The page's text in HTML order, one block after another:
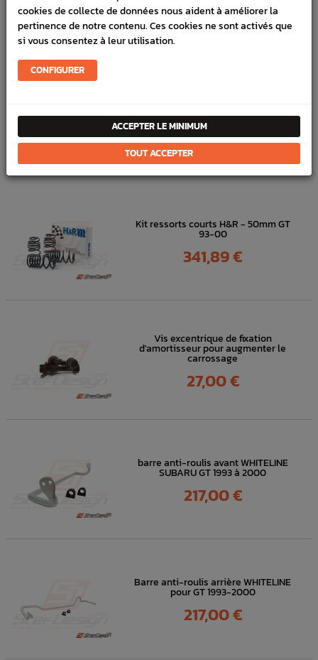
Marque :
SUBARU
Référence :3999
Direction
Pompe, Flexible, Joint
DANSLA MÊME
CATÉGORIE
Kit ressorts courts H&R - 50mm GT
93-00
Prix
341,89 €
Vis excentrique de fixation
d'amortisseur pour augmenter le
carrossage
Prix
27,00 €
barre anti-roulis avant WHITELINE
SUBARU GT 1993 à 2000
Prix
217,00 €
Barre anti-roulis arrière WHITELINE
pour GT 1993-2000
Prix
217,00 €
cookies de collecte de données nous aident à améliorer la
pertinence de notre contenu. Ces cookies ne sont activés que
si vous consentez à leur utilisation.
CONFIGURER
ACCEPTER LE MINIMUM
TOUT ACCEPTER